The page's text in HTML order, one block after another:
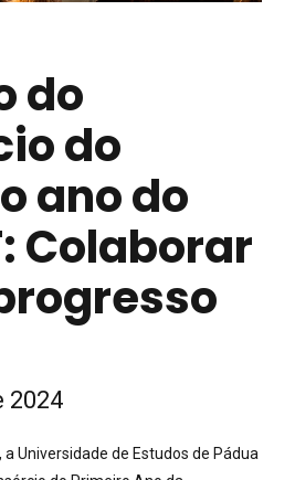
do
do
ano do
Colaborar
2024
a Universidade de Estudos de Pádua